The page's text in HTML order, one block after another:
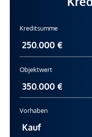
Kreditsumme
Objektwert
Vorhaben